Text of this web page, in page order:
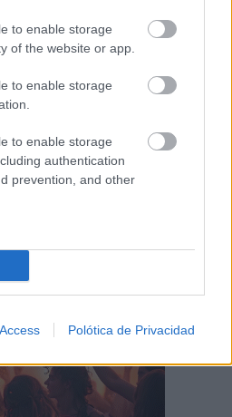
to enable storage
of the website or app.
to enable storage
to enable storage
authentication
prevention, and other
Polótica de Privacidad
Internacional de Cine de Almagro
sábado la...
2026